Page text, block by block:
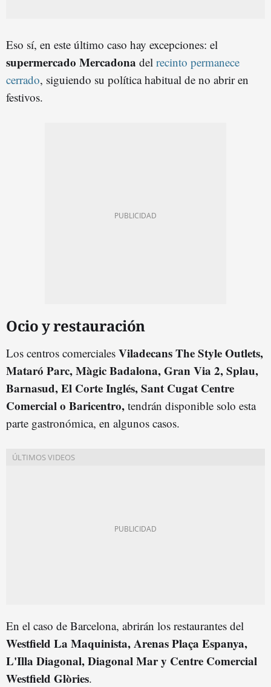
Eso sí, en este último caso hay excepciones: el
supermercado Mercadona del recinto permanece
cerrado, siguiendo su política habitual de no abrir en
festivos.
Ocio y restauración
Los centros comerciales Viladecans The Style Outlets,
Mataró Parc, Màgic Badalona, Gran Via 2, Splau,
Barnasud, El Corte Inglés, Sant Cugat Centre
Comercial o Baricentro, tendrán disponible solo esta
parte gastronómica, en algunos casos.
En el caso de Barcelona, abrirán los restaurantes del
Westfield La Maquinista, Arenas Plaça Espanya,
L'Illa Diagonal, Diagonal Mar y Centre Comercial
Westfield Glòries.